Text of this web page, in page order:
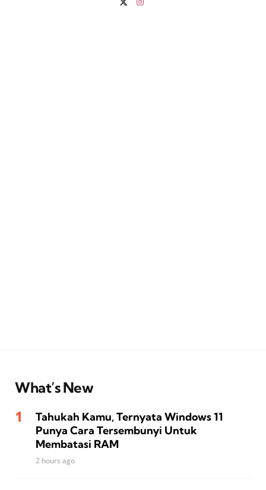
What’s New
Tahukah Kamu, Ternyata Windows 11
Punya Cara Tersembunyi Untuk
Membatasi RAM
2 hours ago